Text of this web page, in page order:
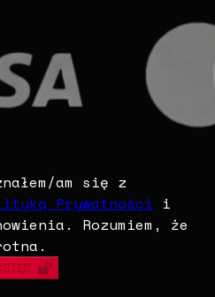
am się z
Prywatności i
Rozumiem, że